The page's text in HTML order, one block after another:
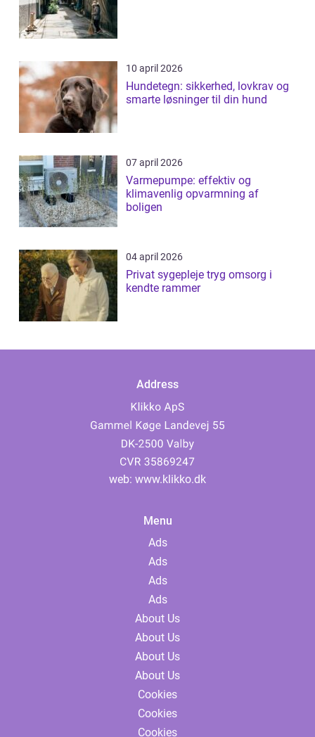
10 april 2026
Hundetegn: sikkerhed, lovkrav og
smarte løsninger til din hund
07 april 2026
Varmepumpe: effektiv og
klimavenlig opvarmning af
boligen
04 april 2026
Privat sygepleje tryg omsorg i
kendte rammer
Address
web: www.klikko.dk
Menu
Ads
Ads
Ads
Ads
About Us
About Us
About Us
About Us
Cookies
Cookies
Cookies